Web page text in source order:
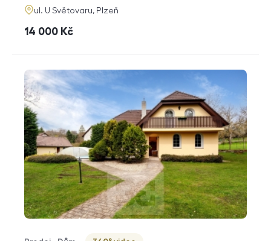
adresa
ul. U Světovaru, Plzeň
cena
14 000 Kč